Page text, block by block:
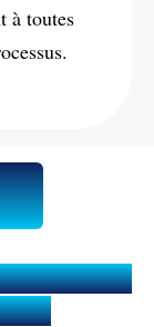
à toutes
ou Travail
?